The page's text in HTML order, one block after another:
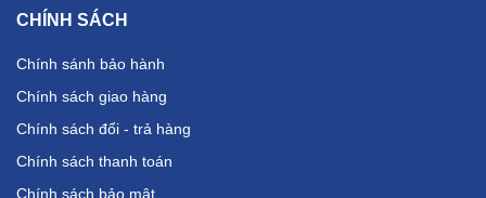
CHÍNH SÁCH
Chính sánh bảo hành
Chính sách giao hàng
Chính sách đổi - trả hàng
Chính sách thanh toán
Chính sách bảo mật